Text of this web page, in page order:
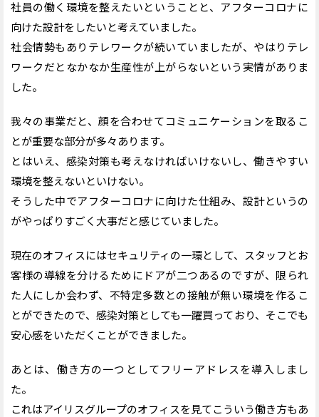
社員の働く環境を整えたいということと、アフターコロナに
向けた設計をしたいと考えていました。
社会情勢もありテレワークが続いていましたが、やはりテレ
ワークだとなかなか生産性が上がらないという実情がありま
した。
我々の事業だと、顔を合わせてコミュニケーションを取るこ
とが重要な部分が多々あります。
とはいえ、感染対策も考えなければいけないし、働きやすい
環境を整えないといけない。
そうした中でアフターコロナに向けた仕組み、設計というの
がやっぱりすごく大事だと感じていました。
現在のオフィスにはセキュリティの一環として、スタッフとお
客様の導線を分けるためにドアが二つあるのですが、限られ
た人にしか会わず、不特定多数との接触が無い環境を作るこ
とができたので、感染対策としても一躍買っており、そこでも
安心感をいただくことができました。
あとは、働き方の一つとしてフリーアドレスを導入しまし
た。
これはアイリスグループのオフィスを見てこういう働き方もあ